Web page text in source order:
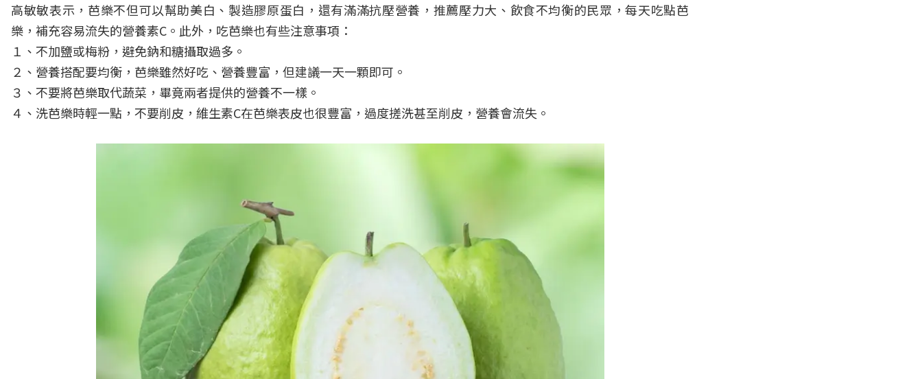
高敏敏表示，芭樂不但可以幫助美白、製造膠原蛋白，還有滿滿抗壓營養，推薦壓力大、飲食不均衡的民眾，每天吃點芭
樂，補充容易流失的營養素C。此外，吃芭樂也有些注意事項：
１、不加鹽或梅粉，避免鈉和糖攝取過多。
２、營養搭配要均衡，芭樂雖然好吃、營養豐富，但建議一天一顆即可。
３、不要將芭樂取代蔬菜，畢竟兩者提供的營養不一樣。
４、洗芭樂時輕一點，不要削皮，維生素C在芭樂表皮也很豐富，過度搓洗甚至削皮，營養會流失。